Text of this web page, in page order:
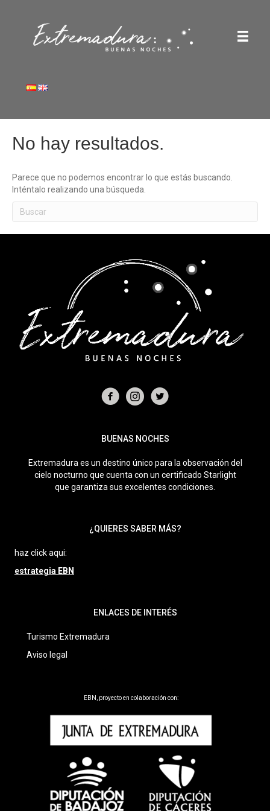
No hay resultados.
Parece que no podemos encontrar lo que estás buscando.
Inténtalo realizando una búsqueda.
BUENAS NOCHES
Extremadura es un destino único para la observación del
cielo nocturno que cuenta con un certificado Starlight
que garantiza sus excelentes condiciones.
¿QUIERES SABER MÁS?
haz click aqui:
estrategia EBN
ENLACES DE INTERÉS
Turismo Extremadura
Aviso legal
EBN, proyecto en colaboración con: